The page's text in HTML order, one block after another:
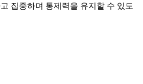
집중하며 통제력을 유지할 수 있도